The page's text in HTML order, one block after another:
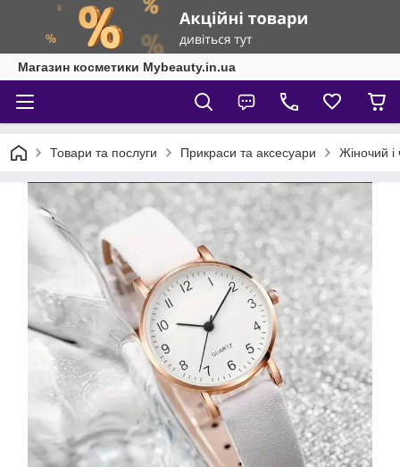
Магазин косметики Mybeauty.in.ua
Товари та послуги Прикраси та аксесуари Жіночий і